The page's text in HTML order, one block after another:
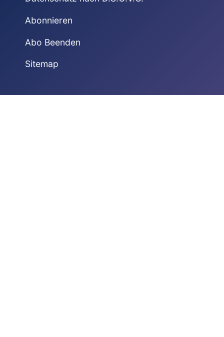
Abonnieren
Abo Beenden
Sitemap